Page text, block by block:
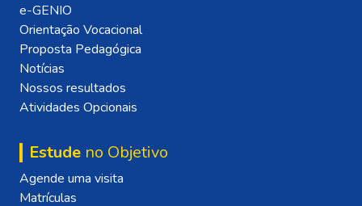
e-GENIO
Orientação Vocacional
Proposta Pedagógica
Notícias
Nossos resultados
Atividades Opcionais
Estude no Objetivo
Agende uma visita
Matrículas